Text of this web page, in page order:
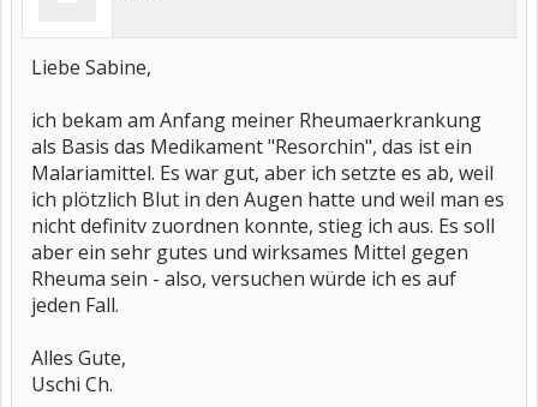
Liebe Sabine,
ich bekam am Anfang meiner Rheumaerkrankung
als Basis das Medikament "Resorchin", das ist ein
Malariamittel. Es war gut, aber ich setzte es ab, weil
ich plötzlich Blut in den Augen hatte und weil man es
nicht definitv zuordnen konnte, stieg ich aus. Es soll
aber ein sehr gutes und wirksames Mittel gegen
Rheuma sein - also, versuchen würde ich es auf
jeden Fall.
Alles Gute,
Uschi Ch.